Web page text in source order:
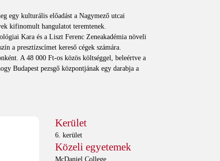
egy kulturális előadást a Nagymező utcai
kifinomult hangulatot teremtenek.
Kara és a Liszt Ferenc Zeneakadémia növeli
a presztízscímet kereső cégek számára.
A 48 000 Ft-os közös költséggel, beleértve a
Budapest pezsgő központjának egy darabja a
Kerület
6. kerület
Közeli egyetemek
McDaniel College